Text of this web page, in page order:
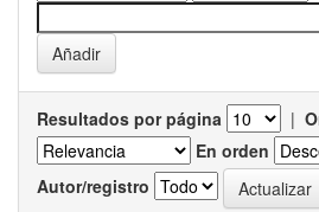
Resultados por página |
En orden
Autor/registro